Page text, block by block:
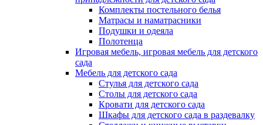
Комплекты постельного белья
Матрасы и наматрасники
Подушки и одеяла
Полотенца
Игровая мебель, игровая мебель для детского
сада
Мебель для детского сада
Стулья для детского сада
Столы для детского сада
Кровати для детского сада
Шкафы для детского сада в раздевалку